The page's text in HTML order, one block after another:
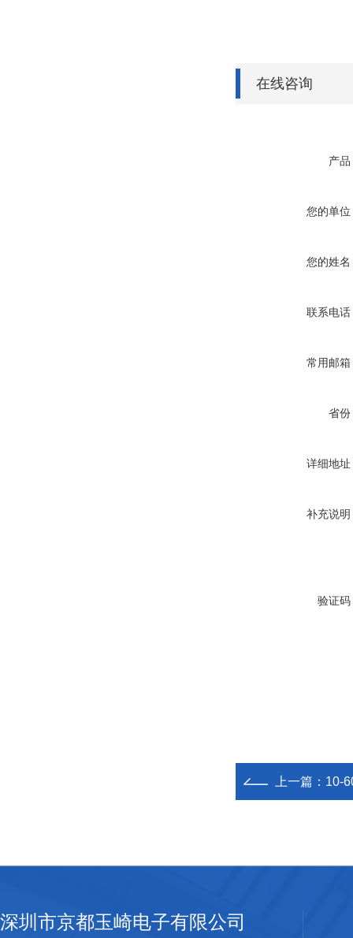
在线咨询
产品
您的单位
您的姓名
联系电话
常用邮箱
省份
详细地址
补充说明
验证码
上一篇： 10-
深圳市京都玉崎电子有限公司